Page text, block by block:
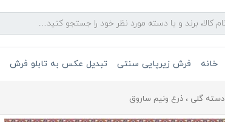
خانه فرش زیرپایی سنتی تبدیل عکس به تابلو فرش
دسته گلی ، ذرع ونیم ساروق